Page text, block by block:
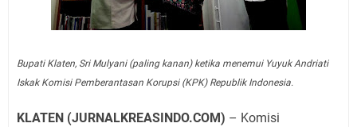
Bupati Klaten, Sri Mulyani (paling kanan) ketika menemui Yuyuk Andriati
Iskak Komisi Pemberantasan Korupsi (KPK) Republik Indonesia.
KLATEN (JURNALKREASINDO.COM) – Komisi